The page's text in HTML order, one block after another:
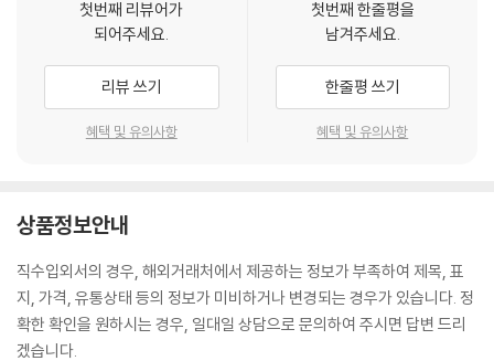
첫번째 리뷰어가
되어주세요.
리뷰 쓰기
혜택 및 유의사항
첫번째 한줄평을
남겨주세요.
한줄평 쓰기
혜택 및 유의사항
상품정보안내
직수입외서의 경우, 해외거래처에서 제공하는 정보가 부족하여 제목, 표
지, 가격, 유통상태 등의 정보가 미비하거나 변경되는 경우가 있습니다. 정
확한 확인을 원하시는 경우, 일대일 상담으로 문의하여 주시면 답변 드리
겠습니다.